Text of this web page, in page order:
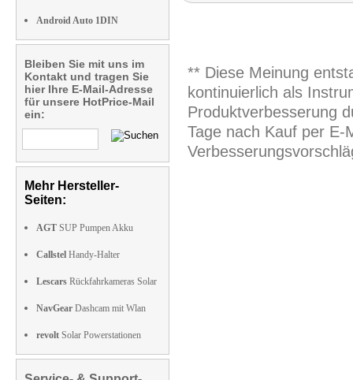
Android Auto 1DIN
Bleiben Sie mit uns im
Kontakt und tragen Sie
hier Ihre E-Mail-Adresse
für unsere HotPrice-Mail
ein:
Mehr Hersteller-
Seiten:
AGT SUP Pumpen Akku
Callstel Handy-Halter
Lescars Rückfahrkameras Solar
NavGear Dashcam mit Wlan
revolt Solar Powerstationen
** Diese Meinung
kontinuierlich als
Produktverbesserung
Tage nach Kauf per E-